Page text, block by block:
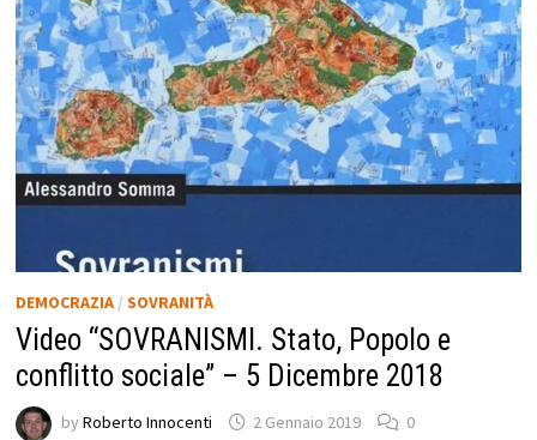
DEMOCRAZIA/ SOVRANITÀ
Video “SOVRANISMI. Stato, Popolo e
conflitto sociale” – 5 Dicembre 2018
by Roberto Innocenti 2 Gennaio 2019 0